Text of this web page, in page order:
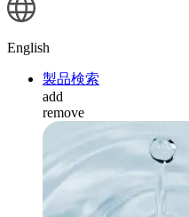
English
製品検索
add
remove